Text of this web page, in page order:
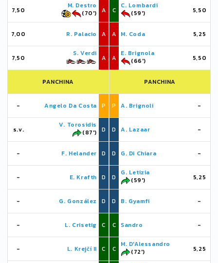
7,50
M. Destro
(70')
A
7,00 R. Palacio A
7,50
S. Verdi
A
PANCHINA
- Angelo Da Costa P
s.v.
V. Torosidis
(87')
D
- F. Helander D
- E. Krafth D
- G. González D
- L. Crisetig C
- L. Krejčí II C
C
C. Lombardi
(59')
5,50
A M. Coda 5,25
A
E. Brignola
(66')
5,50
PANCHINA
P A. Brignoli -
D A. Lazaar -
D G. Di Chiara -
D
G. Letizia
(59')
5,25
D B. Gyamfi -
C Sandro -
C
M. D'Alessandro
(72')
5,25